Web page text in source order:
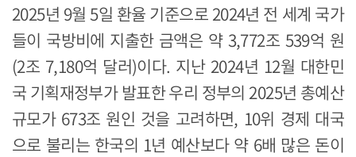
2025년 9월 5일 환율 기준으로 2024년 전 세계 국가
들이 국방비에 지출한 금액은 약 3,772조 539억 원
(2조 7,180억 달러)이다. 지난 2024년 12월 대한민
국 기획재정부가 발표한 우리 정부의 2025년 총예산
규모가 673조 원인 것을 고려하면, 10위 경제 대국
으로 불리는 한국의 1년 예산보다 약 6배 많은 돈이